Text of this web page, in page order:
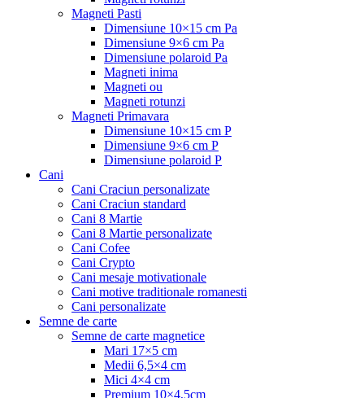
Magneti Pasti
Dimensiune 10×15 cm Pa
Dimensiune 9×6 cm Pa
Dimensiune polaroid Pa
Magneti inima
Magneti ou
Magneti rotunzi
Magneti Primavara
Dimensiune 10×15 cm P
Dimensiune 9×6 cm P
Dimensiune polaroid P
Cani
Cani Craciun personalizate
Cani Craciun standard
Cani 8 Martie
Cani 8 Martie personalizate
Cani Cofee
Cani Crypto
Cani mesaje motivationale
Cani motive traditionale romanesti
Cani personalizate
Semne de carte
Semne de carte magnetice
Mari 17×5 cm
Medii 6,5×4 cm
Mici 4×4 cm
Premium 10×4,5cm